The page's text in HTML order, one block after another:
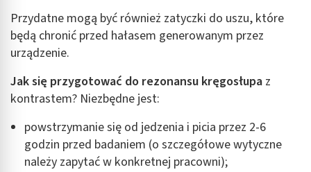
Przydatne mogą być również zatyczki do uszu, które
będą chronić przed hałasem generowanym przez
urządzenie.
Jak się przygotować do rezonansu kręgosłupa z
kontrastem? Niezbędne jest:
powstrzymanie się od jedzenia i picia przez 2-6
godzin przed badaniem (o szczegółowe wytyczne
należy zapytać w konkretnej pracowni);